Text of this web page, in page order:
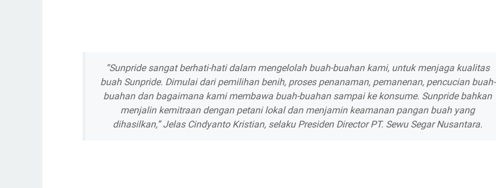
“Sunpride sangat berhati-hati dalam mengelolah buah-buahan kami, untuk menjaga kualitas
buah Sunpride. Dimulai dari pemilihan benih, proses penanaman, pemanenan, pencucian buah-
buahan dan bagaimana kami membawa buah-buahan sampai ke konsume. Sunpride bahkan
menjalin kemitraan dengan petani lokal dan menjamin keamanan pangan buah yang
dihasilkan,” Jelas Cindyanto Kristian, selaku Presiden Director PT. Sewu Segar Nusantara.